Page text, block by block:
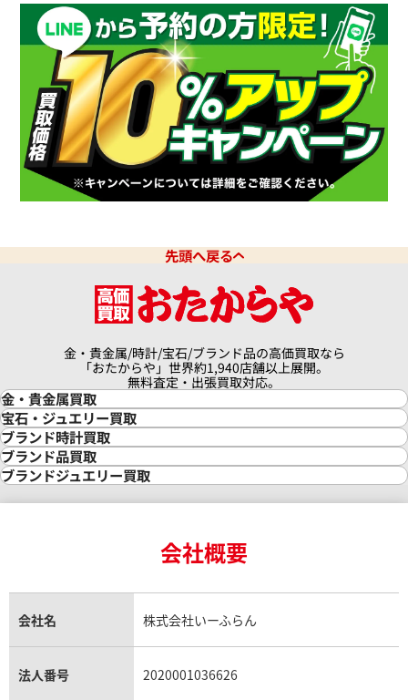
先頭へ戻る
金・貴金属/時計/宝石/ブランド品の高価買取なら
「おたからや」世界約1,940店舗以上展開。
無料査定・出張買取対応。
金・貴金属買取
金買取
金の相場価格情報
金の参考買取価格一覧
インゴット買取
インゴットの相場価格情報
24金買取
金貨買取
貴金属買取
銀・シルバー買取
パラジウム買取
宝石・ジュエリー買取
宝石・ジュエリー買取
ダイヤモンド買取
ダイヤモンド・宝石の参考価格一覧
リング・結婚指輪買取
エメラルド買取
トパーズ買取
タンザナイト買取
キャッツアイ買取
ブランド時計買取
時計買取
ロレックス買取
ロレックス デイトナ買取
ロレックス サブマリーナー買取
ロレックス エクスプローラー買取
ロレックス デイトジャスト買取
パテック フィリップノーチラス買取
ヴァシュロン・コンスタンタン買取
ブランド品買取
ブランド買取
シャネル マトラッセ買取
セリーヌ買取
ブランドジュエリー買取
ヴァンクリーフ＆アーペル買取
ショーメ買取
ダミアーニ買取
会社概要
会社名 株式会社いーふらん
法人番号 2020001036626